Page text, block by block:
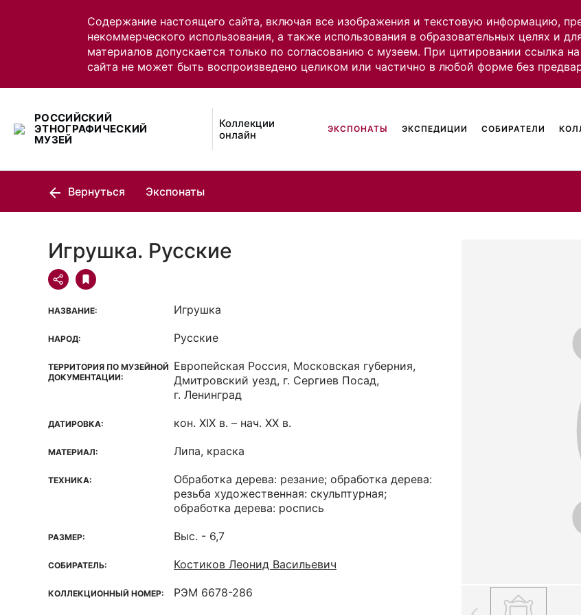
Содержание настоящего сайта, включая все изображения и текстовую информацию,
некоммерческого использования, а также использования в образовательных целях и
материалов допускается только по согласованию с музеем. При цитировании ссылка
сайта не может быть воспроизведено целиком или частично в любой форме без
РОССИЙСКИЙ
ЭТНОГРАФИЧЕСКИЙ
МУЗЕЙ
Коллекции
онлайн
ЭКСПОНАТЫ ЭКСПЕДИЦИИ СОБИРАТЕЛИ
Вернуться Экспонаты
Игрушка. Русские
НАЗВАНИЕ: Игрушка
НАРОД: Русские
ТЕРРИТОРИЯ ПО МУЗЕЙНОЙ
ДОКУМЕНТАЦИИ:
Европейская Россия, Московская губерния,
Дмитровский уезд, г. Сергиев Посад,
г. Ленинград
ДАТИРОВКА: кон. XIX в. – нач. XX в.
МАТЕРИАЛ: Липа, краска
ТЕХНИКА:
Обработка дерева: резание; обработка дерева:
резьба художественная: скульптурная;
обработка дерева: роспись
РАЗМЕР: Выс. - 6,7
СОБИРАТЕЛЬ: Костиков Леонид Васильевич
КОЛЛЕКЦИОННЫЙ НОМЕР: РЭМ 6678-286